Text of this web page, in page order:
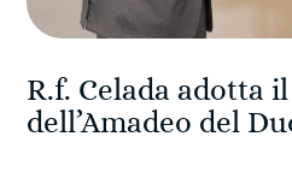
R.f. Celada adotta
dell’Amadeo del